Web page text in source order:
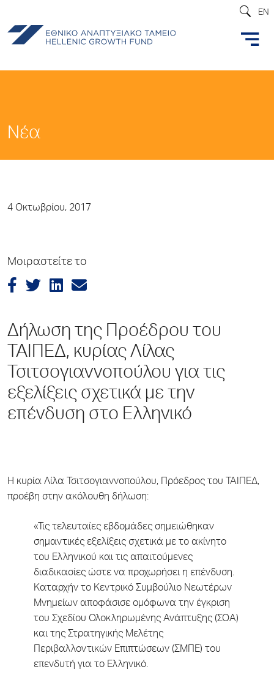
EN
Νέα
4 Οκτωβρίου, 2017
Μοιραστείτε το
Δήλωση της Προέδρου του
ΤΑΙΠΕΔ, κυρίας Λίλας
Τσιτσογιαννοπούλου για τις
εξελίξεις σχετικά με την
επένδυση στο Ελληνικό
Η κυρία Λίλα Τσιτσογιαννοπούλου, Πρόεδρος του ΤΑΙΠΕΔ,
προέβη στην ακόλουθη δήλωση:
«Τις τελευταίες εβδομάδες σημειώθηκαν
σημαντικές εξελίξεις σχετικά με το ακίνητο
του Ελληνικού και τις απαιτούμενες
διαδικασίες ώστε να προχωρήσει η επένδυση.
Καταρχήν το Κεντρικό Συμβούλιο Νεωτέρων
Μνημείων αποφάσισε ομόφωνα την έγκριση
του Σχεδίου Ολοκληρωμένης Ανάπτυξης (ΣΟΑ)
και της Στρατηγικής Μελέτης
Περιβαλλοντικών Επιπτώσεων (ΣΜΠΕ) του
επενδυτή για το Ελληνικό.